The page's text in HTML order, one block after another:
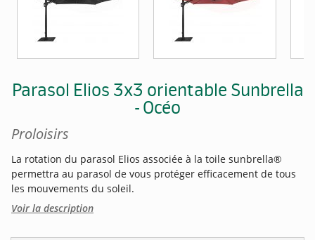
Parasol Elios 3x3 orientable Sunbrella
- Océo
Proloisirs
La rotation du parasol Elios associée à la toile sunbrella®
permettra au parasol de vous protéger efficacement de tous
les mouvements du soleil.
Voir la description